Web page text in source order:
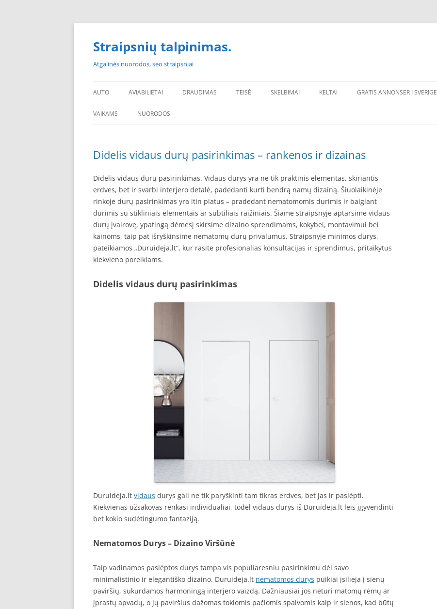
Skip
Straipsnių talpinimas.
Atgalinės nuorodos, seo straipsniai
AUTO AVIABILIETAI DRAUDIMAS TEISĖ SKELBIMAI KELTAI GRATIS ANNONSER I SVERIGE
VAIKAMS NUORODOS
PADANGOS PIGIAU
PERKU PADANGAS
NAUJOS PADANGOS
PIGIOS PADANGOS
SEO STRAIPSNIU TALPINIMAS
SEO STRAIPSNIU TALPINIMAS
Didelis vidaus durų pasirinkimas – rankenos ir dizainas
Didelis vidaus durų pasirinkimas. Vidaus durys yra ne tik praktinis elementas, skiriantis
erdves, bet ir svarbi interjero detalė, padedanti kurti bendrą namų dizainą. Šiuolaikinėje
rinkoje durų pasirinkimas yra itin platus – pradedant nematomomis durimis ir baigiant
durimis su stikliniais elementais ar subtiliais raižiniais. Šiame straipsnyje aptarsime vidaus
durų įvairovę, ypatingą dėmesį skirsime dizaino sprendimams, kokybei, montavimui bei
kainoms, taip pat išryškinsime nematomų durų privalumus. Straipsnyje minimos durys,
pateikiamos „Duruideja.lt“, kur rasite profesionalias konsultacijas ir sprendimus, pritaikytus
kiekvieno poreikiams.
Didelis vidaus durų pasirinkimas
Duruideja.lt vidaus durys gali ne tik paryškinti tam tikras erdves, bet jas ir paslėpti.
Kiekvienas užsakovas renkasi individualiai, todėl vidaus durys iš Duruideja.lt leis įgyvendinti
bet kokio sudėtingumo fantaziją.
Nematomos Durys – Dizaino Viršūnė
Taip vadinamos paslėptos durys tampa vis populiaresniu pasirinkimu dėl savo
minimalistinio ir elegantiško dizaino. Duruideja.lt nematomos durys puikiai įsilieja į sienų
paviršių, sukurdamos harmoningą interjero vaizdą. Dažniausiai jos neturi matomų rėmų ar
įprastų apvadų, o jų paviršius dažomas tokiomis pačiomis spalvomis kaip ir sienos, kad būtų